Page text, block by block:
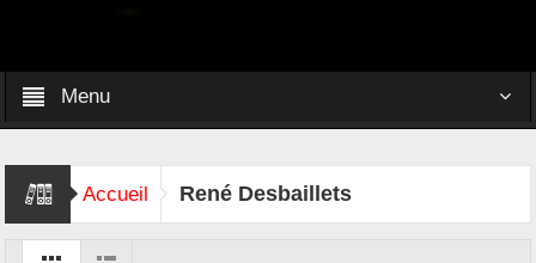
Menu
Accueil René Desbaillets